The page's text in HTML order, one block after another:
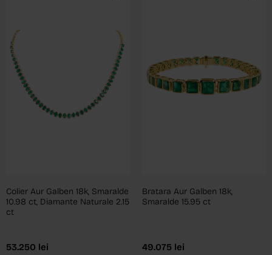
Colier Aur Galben 18k, Smaralde
10.98 ct, Diamante Naturale 2.15
ct
53.250 lei
Bratara Aur Galben 18k,
Smaralde 15.95 ct
49.075 lei